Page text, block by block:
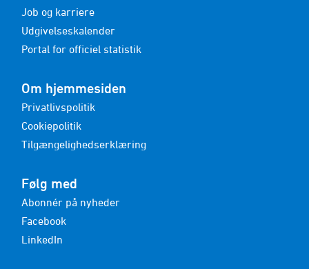
Job og karriere
Udgivelseskalender
Portal for officiel statistik
Om hjemmesiden
Privatlivspolitik
Cookiepolitik
Tilgængelighedserklæring
Følg med
Abonnér på nyheder
Facebook
LinkedIn